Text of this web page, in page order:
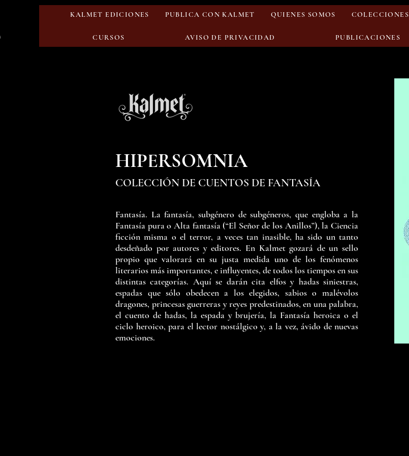
KALMET EDICIONES PUBLICA CON KALMET QUIENES SOMOS COLECCIONES
CURSOS AVISO DE PRIVACIDAD PUBLICACIONES
HIPERSOMNIA
COLECCIÓN DE CUENTOS DE FANTASÍA
Fantasía. La fantasía, subgénero de subgéneros, que engloba a la
Fantasía pura o Alta fantasía (“El Señor de los Anillos”), la Ciencia
ficción misma o el terror, a veces tan inasible, ha sido un tanto
desdeñado por autores y editores. En Kalmet gozará de un sello
propio que valorará en su justa medida uno de los fenómenos
literarios más importantes, e influyentes, de todos los tiempos en sus
distintas categorías. Aquí se darán cita elfos y hadas siniestras,
espadas que sólo obedecen a los elegidos, sabios o malévolos
dragones, princesas guerreras y reyes predestinados, en una palabra,
el cuento de hadas, la espada y brujería, la Fantasía heroica o el
ciclo heroico, para el lector nostálgico y, a la vez, ávido de nuevas
emociones.